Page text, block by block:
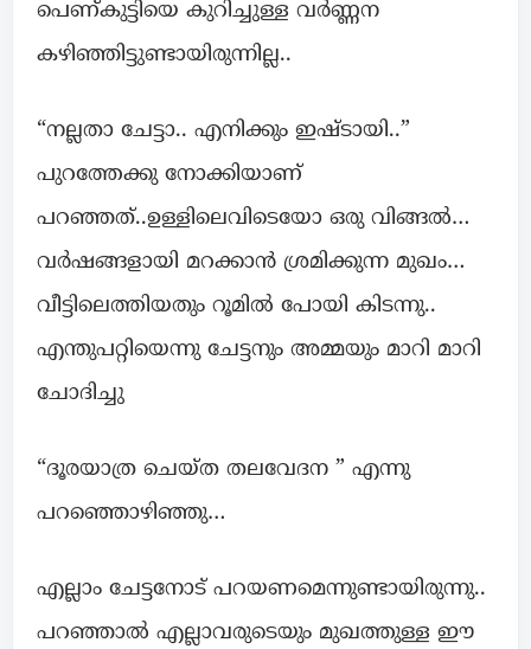
പെണ്കുട്ടിയെ കുറിച്ചുള്ള വർണ്ണന
കഴിഞ്ഞിട്ടുണ്ടായിരുന്നില്ല..
“നല്ലതാ ചേട്ടാ.. എനിക്കും ഇഷ്ടായി..”
പുറത്തേക്കു നോക്കിയാണ്
പറഞ്ഞത്..ഉള്ളിലെവിടെയോ ഒരു വിങ്ങൽ…
വർഷങ്ങളായി മറക്കാൻ ശ്രമിക്കുന്ന മുഖം…
വീട്ടിലെത്തിയതും റൂമിൽ പോയി കിടന്നു..
എന്തുപറ്റിയെന്നു ചേട്ടനും അമ്മയും മാറി മാറി
ചോദിച്ചു
“ദൂരയാത്ര ചെയ്ത തലവേദന ” എന്നു
പറഞ്ഞൊഴിഞ്ഞു…
എല്ലാം ചേട്ടനോട് പറയണമെന്നുണ്ടായിരുന്നു..
പറഞ്ഞാൽ എല്ലാവരുടെയും മുഖത്തുള്ള ഈ